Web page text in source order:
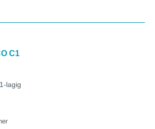
C1
lagig